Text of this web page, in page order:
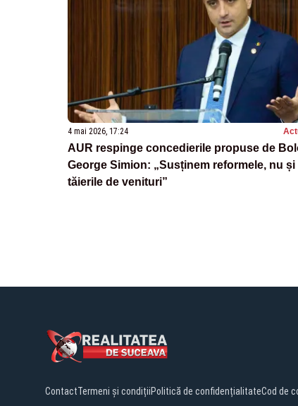
4 mai 2026, 17:24
AUR respinge concedierile propuse de
George Simion: „Susținem reformele, nu și
tăierile de venituri”
ContactTermeni și condițiiPolitică de confidențialitateCod de